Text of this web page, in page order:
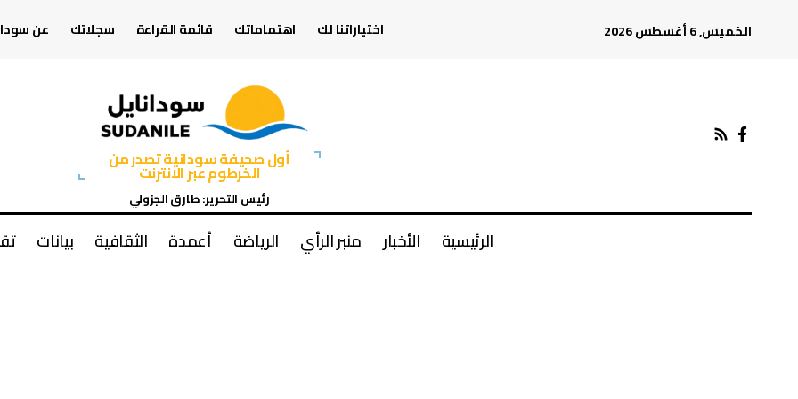
الخميس, 6 أغسطس 2026 اختياراتنا لك اهتماماتك قائمة القراءة سجلاتك عن
أول صحيفة سودانية تصدر من
الخرطوم عبر الانترنت
رئيس التحرير: طارق الجزولي
الرئيسية الأخبار منبر الرأي الرياضة أعمدة الثقافية بيانات